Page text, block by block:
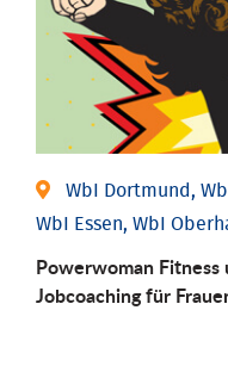
WbI Dortmund,
WbI Essen, WbI
Powerwoman
Job­coaching für